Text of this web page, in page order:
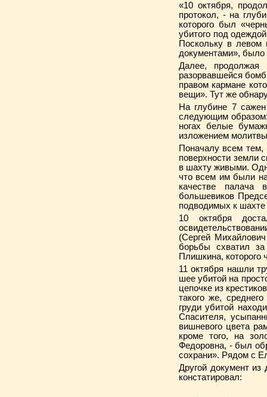
«10 октября,
протокол, - на
которого был
убитого под
Поскольку в левом
документами», было
Далее, продолжая
разорвавшейся
правом кармане
вещи». Тут же
На глубине 7
следующим образом:
ногах белые
изложением
Поначалу всем тем,
поверхности земли
в шахту живыми.
что всем им были
качестве палача
большевиков
подводимых к
10 октября
(Сергей
борьбы схватил за
Плишкина, которого
11 октября нашли
шее убитой на
цепочке из
такого же,
груди убитой
Спасителя,
вишневого цвета
кроме того, на
Федоровна, - был
сохрани». Рядом с
Другой документ из
констатировал: